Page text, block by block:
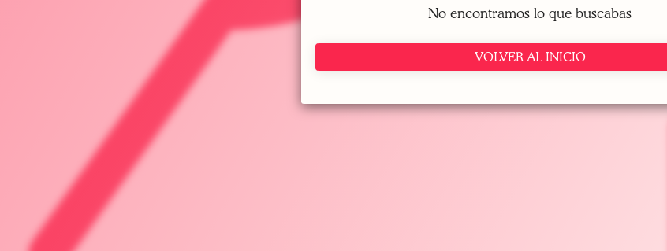
No encontramos lo que buscabas
VOLVER AL INICIO